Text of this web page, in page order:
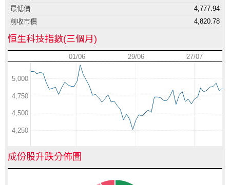
最低價
4,777.94
前收市價
4,820.78
恒生科技指數(三個月)
01/06 29/06 27/07
4,250
4,500
4,750
5,000
成份股升跌分佈圖